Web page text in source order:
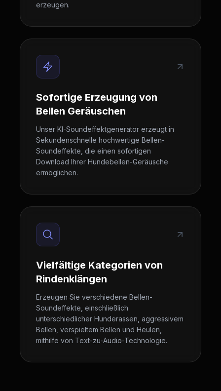
erzeugen.
Sofortige Erzeugung von
Bellen Geräuschen
Unser KI-Soundeffektgenerator erzeugt in
Sekundenschnelle hochwertige Bellen-
Soundeffekte, die einen sofortigen
Download Ihrer Hundebellen-Geräusche
ermöglichen.
Vielfältige Kategorien von
Rindenklängen
Erzeugen Sie verschiedene Bellen-
Soundeffekte, einschließlich
unterschiedlicher Hunderassen, aggressivem
Bellen, verspieltem Bellen und Heulen,
mithilfe von Text-zu-Audio-Technologie.